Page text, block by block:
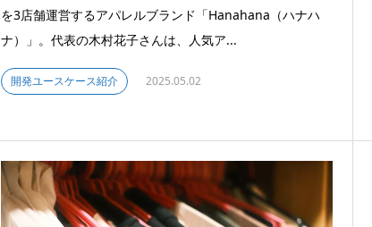
を3店舗運営するアパレルブランド「Hanahana（ハナハ
ナ）」。代表の木村花子さんは、人気ア...
開発ユースケース紹介 2025.05.02